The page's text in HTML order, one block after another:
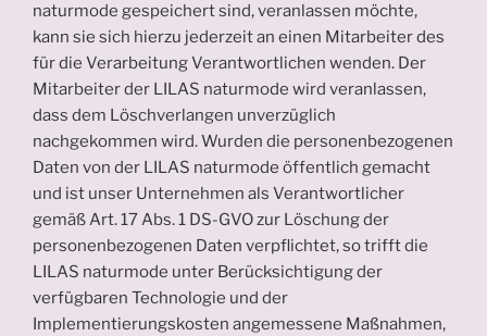
naturmode gespeichert sind, veranlassen möchte,
kann sie sich hierzu jederzeit an einen Mitarbeiter des
für die Verarbeitung Verantwortlichen wenden. Der
Mitarbeiter der LILAS naturmode wird veranlassen,
dass dem Löschverlangen unverzüglich
nachgekommen wird. Wurden die personenbezogenen
Daten von der LILAS naturmode öffentlich gemacht
und ist unser Unternehmen als Verantwortlicher
gemäß Art. 17 Abs. 1 DS-GVO zur Löschung der
personenbezogenen Daten verpflichtet, so trifft die
LILAS naturmode unter Berücksichtigung der
verfügbaren Technologie und der
Implementierungskosten angemessene Maßnahmen,